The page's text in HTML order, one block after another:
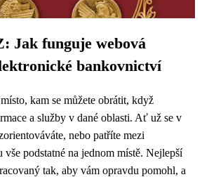
Jak funguje webová
bankovnictví
kam se můžete obrátit, když
a služby v dané oblasti. Ať už se v
nebo patříte mezi
vše podstatné na jednom místě. Nejlepší
tak, aby vám opravdu pomohl, a